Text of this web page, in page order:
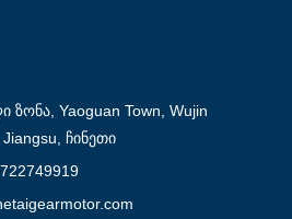
ზონა, Yaoguan Town, Wujin
ჩინეთი